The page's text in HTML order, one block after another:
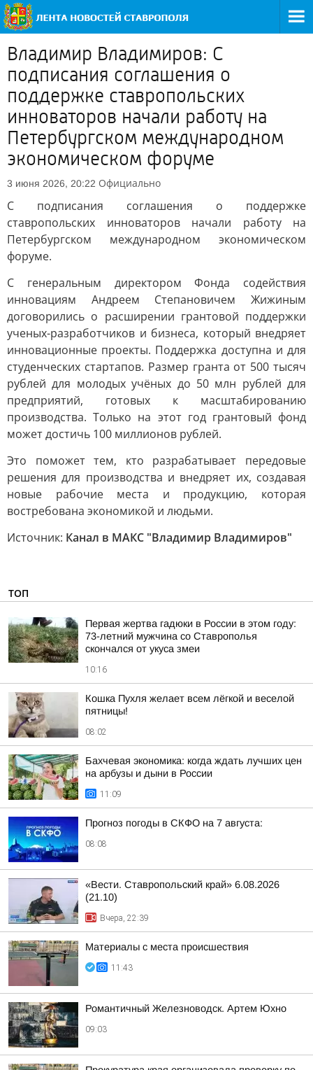
Владимир Владимиров: С
подписания соглашения о
поддержке ставропольских
инноваторов начали работу на
Петербургском международном
экономическом форуме
3 июня 2026, 20:22 Официально
С подписания соглашения о поддержке
ставропольских инноваторов начали работу на
Петербургском международном экономическом
форуме.
С генеральным директором Фонда содействия
инновациям Андреем Степановичем Жижиным
договорились о расширении грантовой поддержки
ученых-разработчиков и бизнеса, который внедряет
инновационные проекты. Поддержка доступна и для
студенческих стартапов. Размер гранта от 500 тысяч
рублей для молодых учёных до 50 млн рублей для
предприятий, готовых к масштабированию
производства. Только на этот год грантовый фонд
может достичь 100 миллионов рублей.
Это поможет тем, кто разрабатывает передовые
решения для производства и внедряет их, создавая
новые рабочие места и продукцию, которая
востребована экономикой и людьми.
Источник: Канал в МАКС "Владимир Владимиров"
ТОП
Первая жертва гадюки в России в этом году:
73-летний мужчина со Ставрополья
скончался от укуса змеи
10:16
Кошка Пухля желает всем лёгкой и веселой
пятницы!
08:02
Бахчевая экономика: когда ждать лучших цен
на арбузы и дыни в России
11:09
Прогноз погоды в СКФО на 7 августа:
08:08
«Вести. Ставропольский край» 6.08.2026
(21.10)
Вчера, 22:39
Материалы с места происшествия
11:43
Романтичный Железноводск. Артем Юхно
09:03